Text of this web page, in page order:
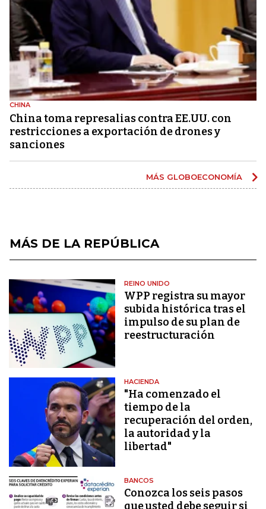
CHINA
China toma represalias contra EE.UU. con
restricciones a exportación de drones y
sanciones
MÁS GLOBOECONOMÍA
MÁS DE LA REPÚBLICA
REINO UNIDO
WPP registra su mayor
subida histórica tras el
impulso de su plan de
reestructuración
HACIENDA
"Ha comenzado el
tiempo de la
recuperación del orden,
la autoridad y la
libertad"
BANCOS
Conozca los seis pasos
que usted debe seguir si